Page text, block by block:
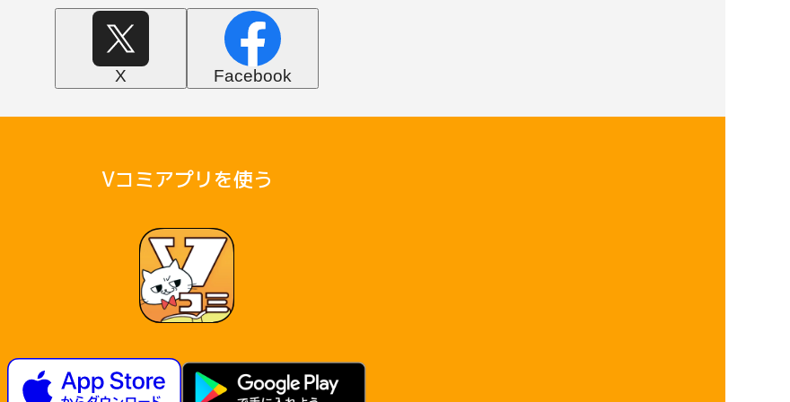
X Facebook
Vコミアプリを使う